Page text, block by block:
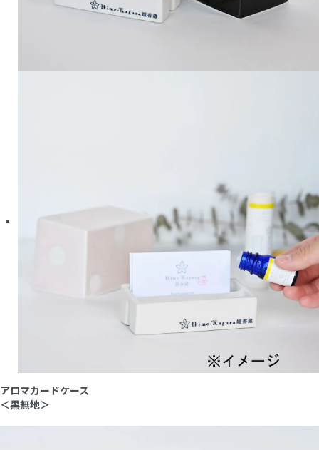
アロマカードケース
＜黒無地＞